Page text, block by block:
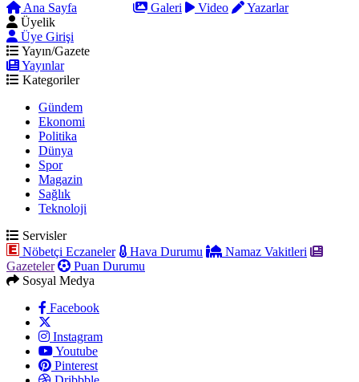
Ana Sayfa Galeri Video
Yazarlar
Üyelik
Üye Girişi
Yayın/Gazete
Yayınlar
Kategoriler
Gündem
Ekonomi
Politika
Dünya
Spor
Magazin
Sağlık
Teknoloji
Servisler
Nöbetçi Eczaneler
Hava Durumu
Namaz Vakitleri
Gazeteler
Puan Durumu
Sosyal Medya
Facebook
Instagram
Youtube
Pinterest